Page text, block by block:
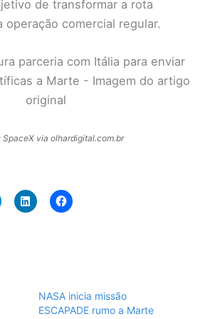
de transformar a rota
comercial regular.
SpaceX via olhardigital.com.br
NASA inicia missão
ESCAPADE rumo a Marte